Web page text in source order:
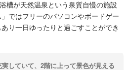
槽が天然温泉という泉質自慢の施設
ではフリーのパソコンやボードゲー
り一日ゆったりと過ごすことができ
していて、2階に上って景色が見える